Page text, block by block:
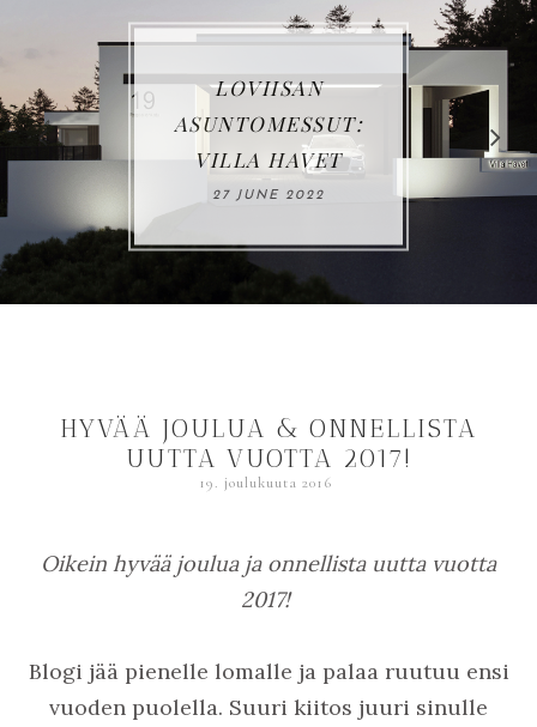
LOVIISAN
ASUNTOMESSUT:
VILLA HAVET
27 JUNE 2022
HYVÄÄ JOULUA & ONNELLISTA
UUTTA VUOTTA 2017!
19. joulukuuta 2016
Oikein hyvää joulua ja onnellista uutta vuotta
2017!
Blogi jää pienelle lomalle ja palaa ruutuu ensi
vuoden puolella. Suuri kiitos juuri sinulle